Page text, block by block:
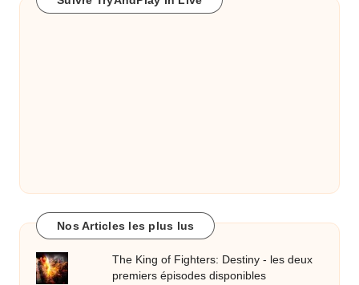
Nos Articles les plus lus
The King of Fighters: Destiny - les deux
premiers épisodes disponibles